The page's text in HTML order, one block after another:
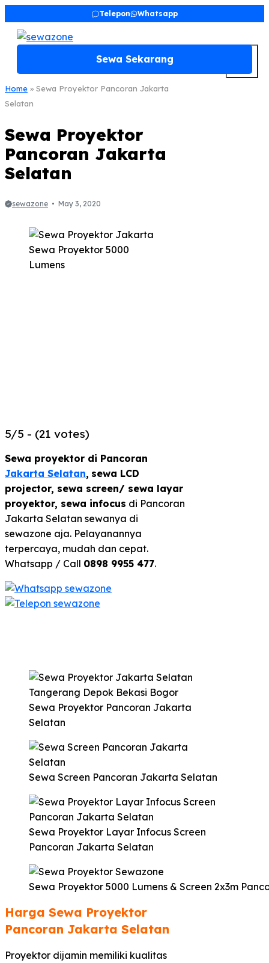
content
Telepon Whatsapp
Sewa Sekarang
Home » Sewa Proyektor Pancoran Jakarta
Selatan
Sewa Proyektor
Pancoran Jakarta
Selatan
sewazone May 3, 2020
Sewa Proyektor 5000
Lumens
5/5 - (21 votes)
Sewa proyektor di Pancoran
Jakarta Selatan, sewa LCD
projector, sewa screen/ sewa layar
proyektor, sewa infocus di Pancoran
Jakarta Selatan sewanya di
sewazone aja. Pelayanannya
terpercaya, mudah dan cepat.
Whatsapp / Call 0898 9955 477.
Sewa Proyektor Pancoran Jakarta
Selatan
Sewa Screen Pancoran Jakarta Selatan
Sewa Proyektor Layar Infocus Screen
Pancoran Jakarta Selatan
Sewa Proyektor 5000 Lumens & Screen 2x3m
Harga Sewa Proyektor
Pancoran Jakarta Selatan
Proyektor dijamin memiliki kualitas